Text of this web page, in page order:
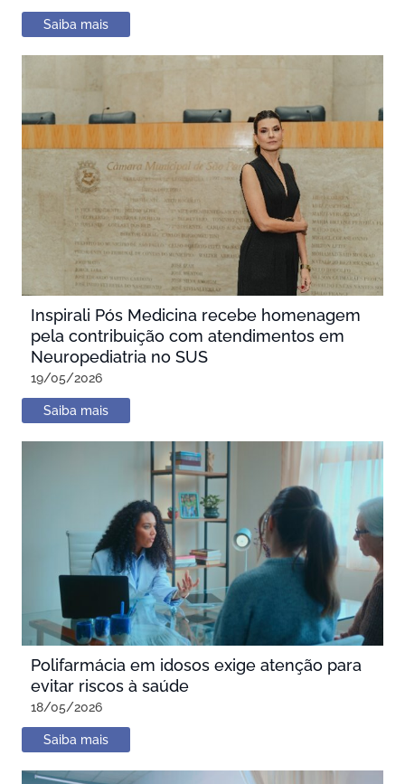
Saiba mais
Inspirali Pós Medicina recebe homenagem
pela contribuição com atendimentos em
Neuropediatria no SUS
19/05/2026
Saiba mais
Polifarmácia em idosos exige atenção para
evitar riscos à saúde
18/05/2026
Saiba mais